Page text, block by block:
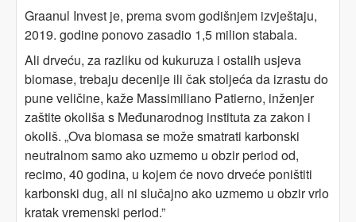
Graanul Invest je, prema svom godišnjem izvještaju,
2019. godine ponovo zasadio 1,5 milion stabala.
Ali drveću, za razliku od kukuruza i ostalih usjeva
biomase, trebaju decenije ili čak stoljeća da izrastu do
pune veličine, kaže Massimiliano Patierno, inženjer
zaštite okoliša s Međunarodnog instituta za zakon i
okoliš. „Ova biomasa se može smatrati karbonski
neutralnom samo ako uzmemo u obzir period od,
recimo, 40 godina, u kojem će novo drveće poništiti
karbonski dug, ali ni slučajno ako uzmemo u obzir vrlo
kratak vremenski period.”